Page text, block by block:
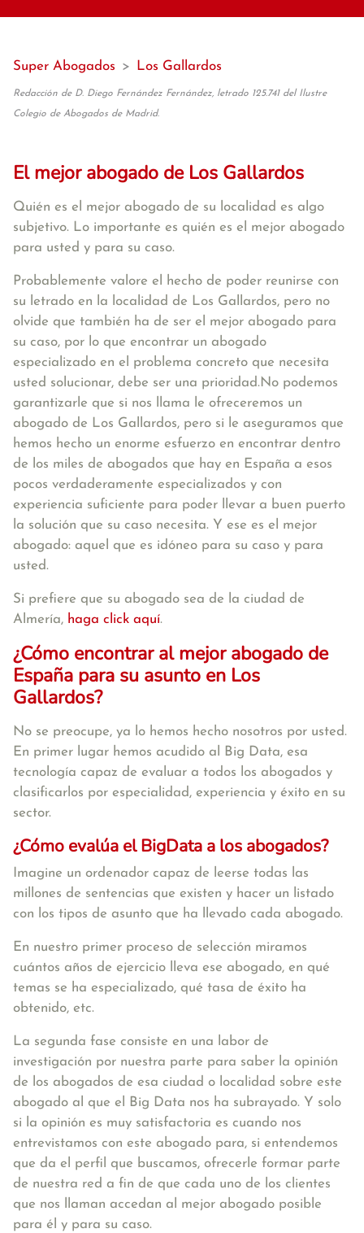
Super Abogados > Los Gallardos
Redacción de D. Diego Fernández Fernández, letrado 125.741 del Ilustre
Colegio de Abogados de Madrid.
El mejor abogado de Los Gallardos
Quién es el mejor abogado de su localidad es algo
subjetivo. Lo importante es quién es el mejor abogado
para usted y para su caso.
Probablemente valore el hecho de poder reunirse con
su letrado en la localidad de Los Gallardos, pero no
olvide que también ha de ser el mejor abogado para
su caso, por lo que encontrar un abogado
especializado en el problema concreto que necesita
usted solucionar, debe ser una prioridad.No podemos
garantizarle que si nos llama le ofreceremos un
abogado de Los Gallardos, pero si le aseguramos que
hemos hecho un enorme esfuerzo en encontrar dentro
de los miles de abogados que hay en España a esos
pocos verdaderamente especializados y con
experiencia suficiente para poder llevar a buen puerto
la solución que su caso necesita. Y ese es el mejor
abogado: aquel que es idóneo para su caso y para
usted.
Si prefiere que su abogado sea de la ciudad de
Almería, haga click aquí.
¿Cómo encontrar al mejor abogado de
España para su asunto en Los
Gallardos?
No se preocupe, ya lo hemos hecho nosotros por usted.
En primer lugar hemos acudido al Big Data, esa
tecnología capaz de evaluar a todos los abogados y
clasificarlos por especialidad, experiencia y éxito en su
sector.
¿Cómo evalúa el BigData a los abogados?
Imagine un ordenador capaz de leerse todas las
millones de sentencias que existen y hacer un listado
con los tipos de asunto que ha llevado cada abogado.
En nuestro primer proceso de selección miramos
cuántos años de ejercicio lleva ese abogado, en qué
temas se ha especializado, qué tasa de éxito ha
obtenido, etc.
La segunda fase consiste en una labor de
investigación por nuestra parte para saber la opinión
de los abogados de esa ciudad o localidad sobre este
abogado al que el Big Data nos ha subrayado. Y solo
si la opinión es muy satisfactoria es cuando nos
entrevistamos con este abogado para, si entendemos
que da el perfil que buscamos, ofrecerle formar parte
de nuestra red a fin de que cada uno de los clientes
que nos llaman accedan al mejor abogado posible
para él y para su caso.